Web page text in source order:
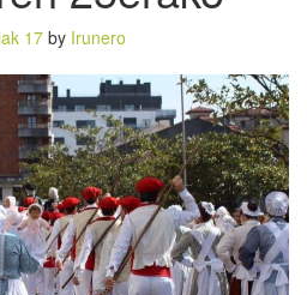
17 by Irunero